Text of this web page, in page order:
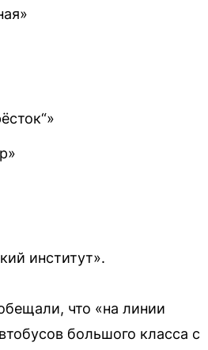
институт».
что «на линии
большого класса с